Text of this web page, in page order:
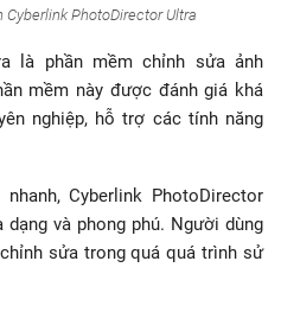
PhotoDirector Ultra
là phần mềm chỉnh sửa ảnh
mềm này được đánh giá khá
nghiệp, hỗ trợ các tính năng
Cyberlink PhotoDirector
và phong phú. Người dùng
sửa trong quá quá trình sử